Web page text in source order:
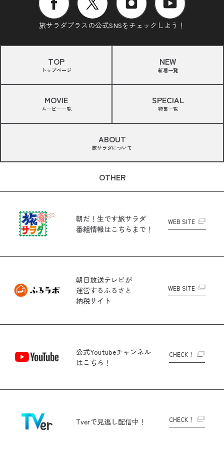
旅サラダプラスの公式SNSをチェックしよう！
TOP
トップページ
NEW
新着一覧
MOVIE
ムービー一覧
SPECIAL
特集一覧
ABOUT
旅サラダについて
OTHER
朝だ！生です旅サラダ
番組情報はこちらまで！
WEB SITE
朝日放送テレビが
運営するふるさと
納税サイト
WEB SITE
公式Youtubeチャンネル
はこちら！
CHECK！
Tverで見逃し配信中！ CHECK！